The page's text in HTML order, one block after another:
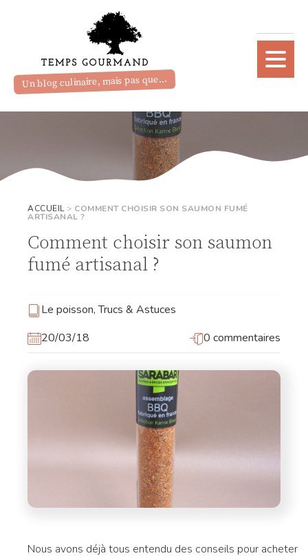
Un blog culinaire, mais pas que...
ACCUEIL> COMMENT CHOISIR SON SAUMON FUMÉ
ARTISANAL ?
Comment choisir son saumon
fumé artisanal ?
Le poisson,Trucs & Astuces
20/03/18
0 commentaires
Nous avons déjà tous entendu des conseils pour acheter